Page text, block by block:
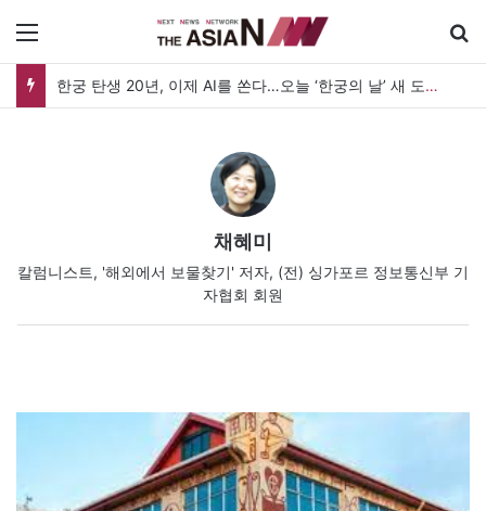
방글라데시 홍역 비상, 5개월 간 어린이 860명 사망 “백신 조달 시스템 변경이 화근”
채혜미
칼럼니스트, '해외에서 보물찾기' 저자, (전) 싱가포르 정보통신부 기
자협회 회원